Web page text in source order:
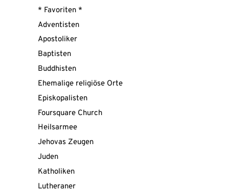
* Favoriten *
Adventisten
Apostoliker
Baptisten
Buddhisten
Ehemalige religiöse Orte
Episkopalisten
Foursquare Church
Heilsarmee
Jehovas Zeugen
Juden
Katholiken
Lutheraner